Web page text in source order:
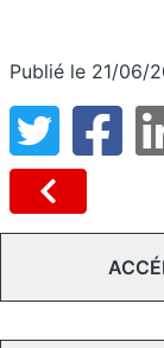
Publié le 21/06/